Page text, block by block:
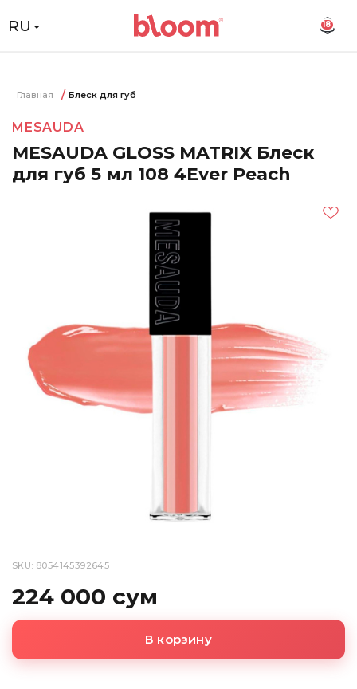
RU 18
Главная Блеск для губ
MESAUDA
MESAUDA GLOSS MATRIX Блеск
для губ 5 мл 108 4Ever Peach
SKU: 8054145392645
224 000 сум
В корзину